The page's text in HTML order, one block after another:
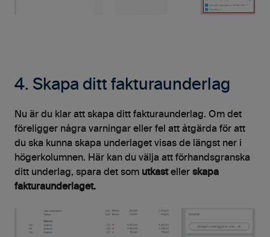
4. Skapa ditt fakturaunderlag
Nu är du klar att skapa ditt fakturaunderlag. Om det
föreligger några varningar eller fel att åtgärda för att
du ska kunna skapa underlaget visas de längst ner i
högerkolumnen. Här kan du välja att förhandsgranska
ditt underlag, spara det som utkasteller skapa
fakturaunderlaget.